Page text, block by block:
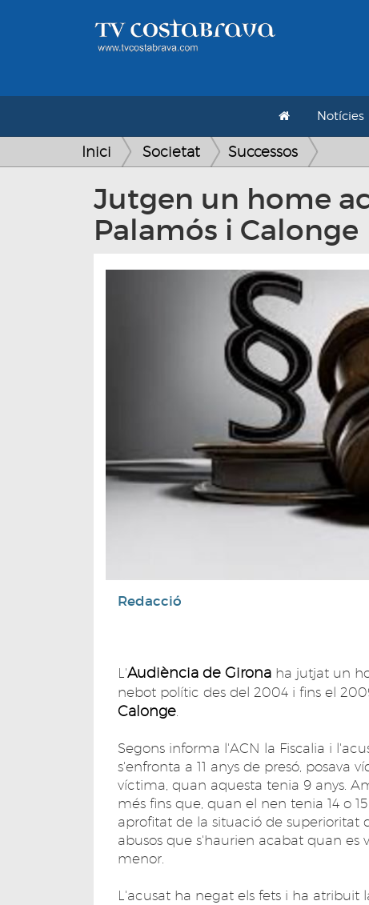
Notícies
Inici Societat Successos
Jutgen un home
Palamós i Calonge
Redacció
L'Audiència de Girona ha jutjat un
nebot polític des del 2004 i fins el
Calonge.
Segons informa l'ACN la Fiscalia i
s'enfronta a 11 anys de presó, posava
víctima, quan aquesta tenia 9 anys.
més fins que, quan el nen tenia 14 o
aprofitat de la situació de
abusos que s'haurien acabat quan es
menor.
L'acusat ha negat els fets i ha